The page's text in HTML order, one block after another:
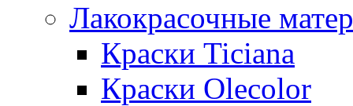
Лакокрасочные
Краски Ticiana
Краски Olecolor